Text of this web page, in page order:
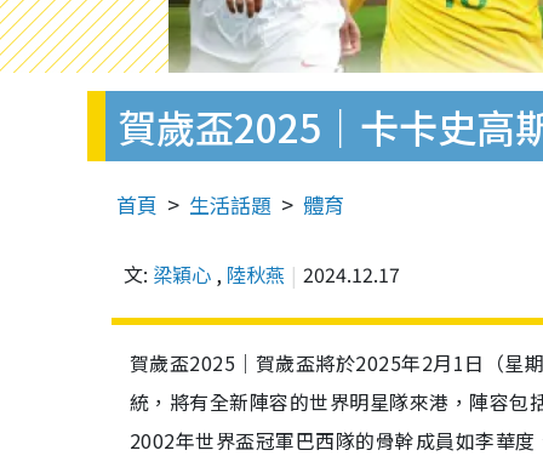
賀歲盃2025｜卡卡史高
首頁 生活話題 體育
文: 梁穎心 , 陸秋燕 2024.12.17
賀歲盃2025｜賀歲盃將於2025年2月1日（星
統，將有全新陣容的世界明星隊來港，陣容
2002年世界盃冠軍巴西隊的骨幹成員如李華